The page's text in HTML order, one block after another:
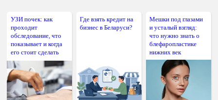
УЗИ почек: как
проходит
обследование, что
показывает и когда
его стоит сделать
Где взять кредит на
бизнес в Беларуси?
Мешки под глазами
и усталый взгляд:
что нужно знать о
блефаропластике
нижних век